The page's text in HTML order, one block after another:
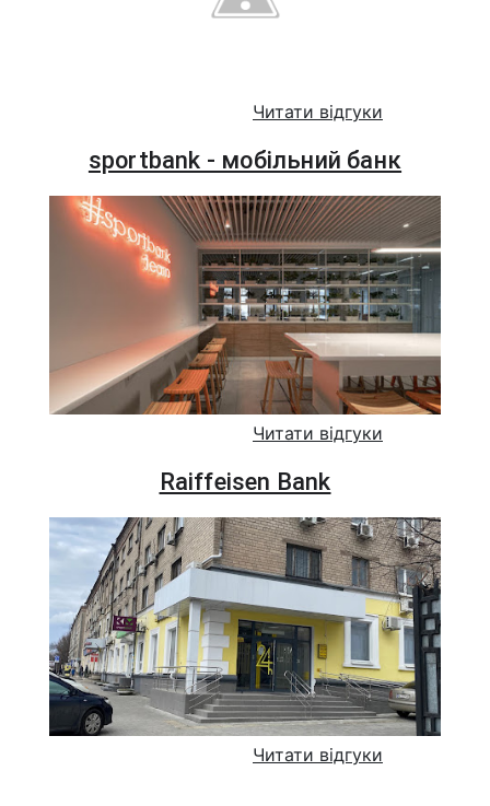
Читати відгуки
sportbank - мобільний банк
Читати відгуки
Raiffeisen Bank
Читати відгуки